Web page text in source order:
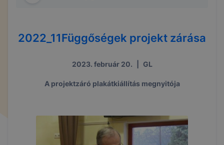
2022_11Függőségek projekt zárása
2023. február 20. GL
A projektzáró plakátkiállítás megnyitója